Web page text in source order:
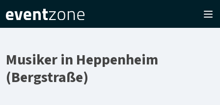
Musiker in Heppenheim
(Bergstraße)